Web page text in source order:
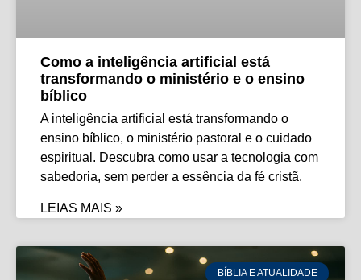
Como a inteligência artificial está
transformando o ministério e o ensino
bíblico
A inteligência artificial está transformando o
ensino bíblico, o ministério pastoral e o cuidado
espiritual. Descubra como usar a tecnologia com
sabedoria, sem perder a essência da fé cristã.
LEIAS MAIS »
BÍBLIA E ATUALIDADE